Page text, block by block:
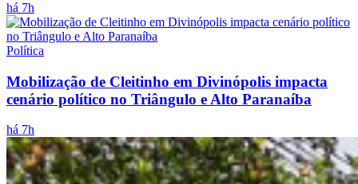
há 7h
Política
Mobilização de Cleitinho em Divinópolis impacta
cenário político no Triângulo e Alto Paranaíba
há 7h